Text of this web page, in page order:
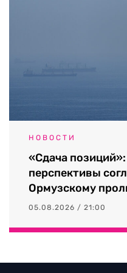
НОВОСТИ
«Сдача
перспективы
Ормузскому
05.08.2026 / 21:00